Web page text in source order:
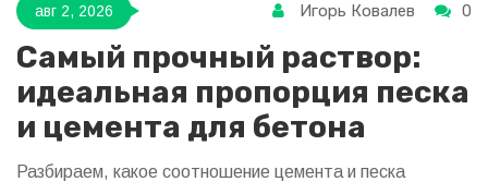
авг 2, 2026 Игорь Ковалев 0
Самый прочный раствор:
идеальная пропорция песка
и цемента для бетона
Разбираем, какое соотношение цемента и песка